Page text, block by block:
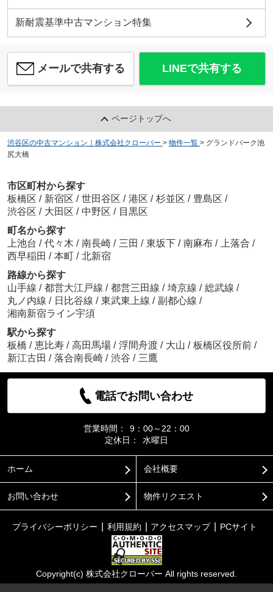
新耐震基準中古マンション特集
メールで共有する LINEで共有する
ページトップへ
渋谷区の中古マンション｜株式会社クローバー > 物件一覧 > グランドパーク池
尻大橋
市区町村から探す
板橋区 / 新宿区 / 世田谷区 / 港区 / 杉並区 / 豊島区 /
渋谷区 / 大田区 / 中野区 / 目黒区
町名から探す
上池台 / 代々木 / 南長崎 / 三田 / 東坂下 / 南麻布 / 上落合 /
西早稲田 / 本町 / 北新宿
路線から探す
山手線 / 都営大江戸線 / 都営三田線 / 埼京線 / 総武線 /
丸ノ内線 / 日比谷線 / 東武東上線 / 副都心線 /
湘南新宿ライン宇須
駅から探す
板橋 / 恵比寿 / 高田馬場 / 浮間舟渡 / 大山 / 板橋区役所前 /
新江古田 / 落合南長崎 / 渋谷 / 三鷹
電話でお問い合わせ
営業時間：
9：00～22：00
定休日：
水曜日
ホーム 会社概要
お問い合わせ 物件リクエスト
プライバシーポリシー 利用規約 アクセスマップ PCサイト
Copyright(c) 株式会社クローバー All rights reserved.